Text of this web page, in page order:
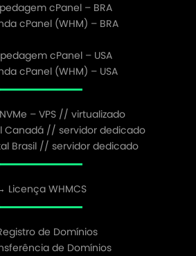
cPanel – BRA
cPanel (WHM) – BRA
cPanel – USA
cPanel (WHM) – USA
– VPS // virtualizado
Canadá // servidor dedicado
Brasil // servidor dedicado
Licença WHMCS
de Domínios
de Domínios